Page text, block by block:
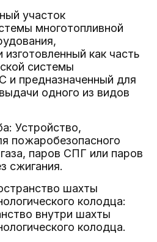
участок
многотопливной
как часть
системы
и предназначенный для
одного из видов
Устройство,
пожаробезопасного
паров СПГ или паров
сжигания.
шахты
колодца:
внутри шахты
колодца.